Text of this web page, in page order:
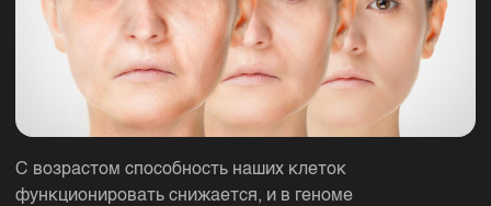
С возрастом способность наших клеток
функционировать снижается, и в геноме